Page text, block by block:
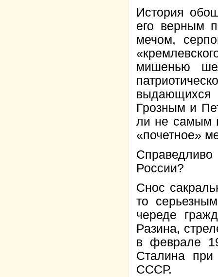
История
его верным
мечом,
мишенью
Грозным и
ли не самым
«почетное»
России?
Снос
то
череде
Разина,
в феврале
Сталина
СССР.